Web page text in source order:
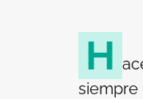
H
siempre